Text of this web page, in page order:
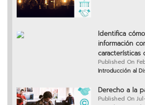
Identifica
información
Published On
Introducción al
Derecho a la
Published On